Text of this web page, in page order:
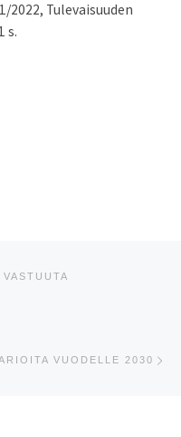
2022, Tulevaisuuden
s.
VUODELLE 2030